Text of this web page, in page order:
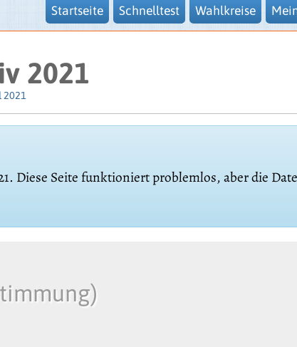
Startseite Schnelltest Wahlkreise
2021
Diese Seite funktioniert problemlos, aber die